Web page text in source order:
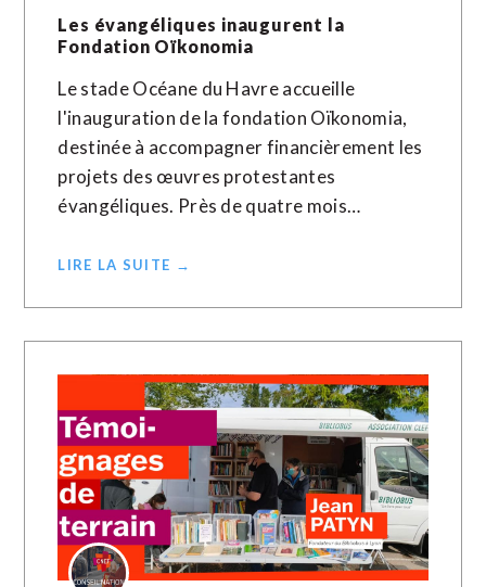
Les évangéliques inaugurent la
Fondation Oïkonomia
Le stade Océane du Havre accueille
l'inauguration de la fondation Oïkonomia,
destinée à accompagner financièrement les
projets des œuvres protestantes
évangéliques. Près de quatre mois…
LIRE LA SUITE →